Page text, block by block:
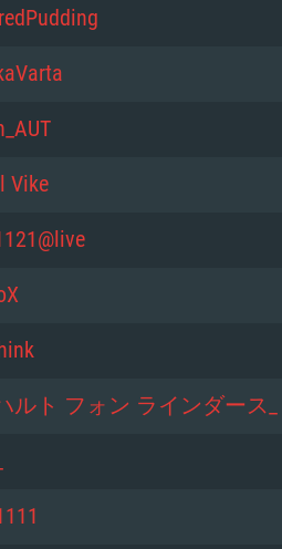
supportant DirectX
/ NVIDIA GeForce
supportée par
Xeon ne sont pas
Intel Iris Pro 5200
Nvidia. La
Core 2.4 GHz
NVIDIA 660 avec
de 6 mois) / de
Vike
ルト フォン ラインダース_